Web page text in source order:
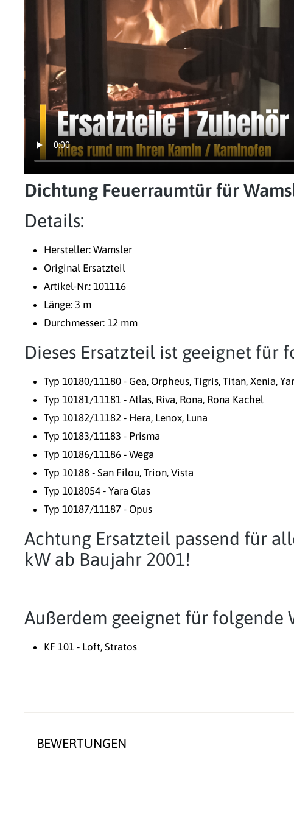
Dichtung Feuerraumtür für
Details:
Hersteller: Wamsler
Original Ersatzteil
Artikel-Nr.: 101116
Länge: 3 m
Durchmesser: 12 mm
Dieses Ersatzteil ist geeignet für
Typ 10180/11180 - Gea, Orpheus, Tigris, Titan, Xenia,
Typ 10181/11181 - Atlas, Riva, Rona, Rona Kachel
Typ 10182/11182 - Hera, Lenox, Luna
Typ 10183/11183 - Prisma
Typ 10186/11186 - Wega
Typ 10188 - San Filou, Trion, Vista
Typ 1018054 - Yara Glas
Typ 10187/11187 - Opus
Achtung Ersatzteil passend für
kW ab Baujahr 2001!
Außerdem geeignet für folgende
KF 101 - Loft, Stratos
BEWERTUNGEN